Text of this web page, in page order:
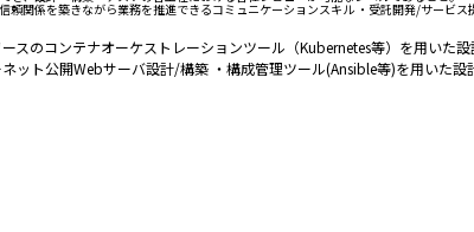
係を築きながら業務を推進できるコミュニケーションスキル ・受託開発/サービス
のコンテナオーケストレーションツール（Kubernetes等）を用いた
ト公開Webサーバ設計/構築 ・構成管理ツール(Ansible等)を用いた設